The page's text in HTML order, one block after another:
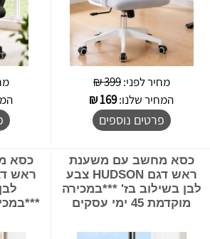
מחיר לפני:399 ₪
המחיר שלנו:169
₪
פרטים נוספים
כסא מחשב עם משענת
ראש דגם HUDSON צבע
לבן בשילוב בז' ***במכירה
מוקדמת 45 ימי עסקים
כסא